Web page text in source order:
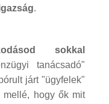
.
sokkal
tanácsadó"
járt "ügyfelek"
mellé, hogy ők mit